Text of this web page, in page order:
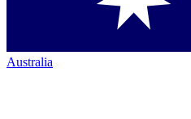
Australia